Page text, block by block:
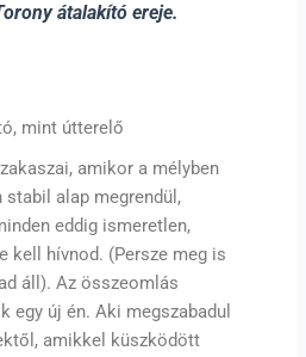
átalakító ereje.
mint útterelő
amikor a mélyben
stabil alap megrendül,
eddig ismeretlen,
kell hívnod. (Persze meg is
áll). Az összeomlás
egy új én. Aki megszabadul
amikkel küszködött